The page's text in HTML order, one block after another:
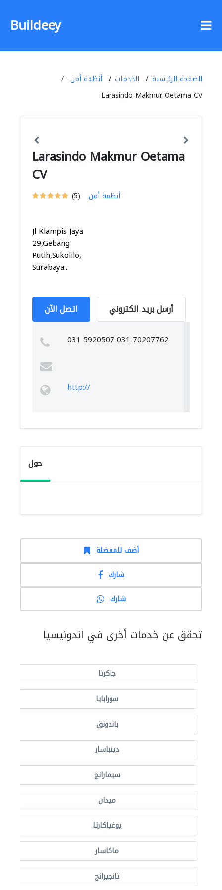
Buildeey
الصفحة الرئيسية الخدمات
أنظمة أمن
Larasindo Makmur Oetama CV
Larasindo Makmur Oetama
CV
(5) أنظمة أمن
Jl Klampis Jaya
29,Gebang
Putih,Sukolilo,
Surabaya...
اتصل الآن أرسل بريد الكتروني
031 5920507 031 70207762
http://
حول
أضف للمفضلة
شارك
شارك
تحقق عن خدمات أخرى في اندونيسيا
جاكرتا
سورابايا
باندونق
دينباسار
سيمارانج
ميدان
يوغياكارتا
ماكاسار
تانجيرانج